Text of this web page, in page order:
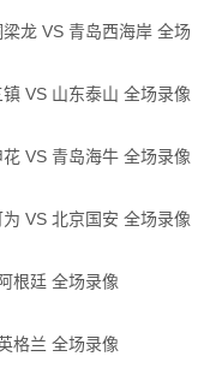
龙 VS 青岛西海岸 全场
VS 山东泰山 全场录像
VS 青岛海牛 全场录像
VS 北京国安 全场录像
根廷 全场录像
格兰 全场录像